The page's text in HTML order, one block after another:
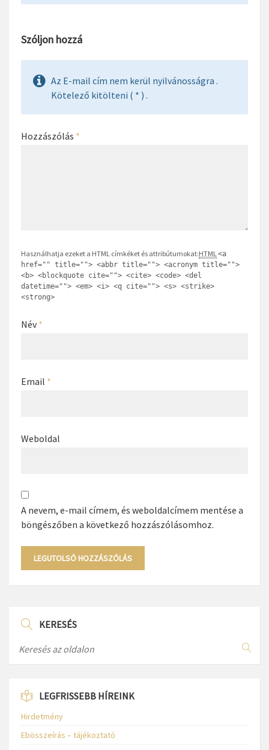
Szóljon hozzá
Az E-mail cím nem kerül nyilvánosságra .
Kötelező kitölteni ( * ) .
Hozzászólás *
Használhatja ezeket a HTML címkéket és attribútumokat:HTML<a
href="" title=""> <abbr title=""> <acronym title="">
<b> <blockquote cite=""> <cite> <code> <del
datetime=""> <em> <i> <q cite=""> <s> <strike>
<strong>
Név*
Email *
Weboldal
A nevem, e-mail címem, és weboldalcímem mentése a
böngészőben a következő hozzászólásomhoz.
KERESÉS
LEGFRISSEBB HÍREINK
Hirdetmény
Ebösszeírás – tájékoztató